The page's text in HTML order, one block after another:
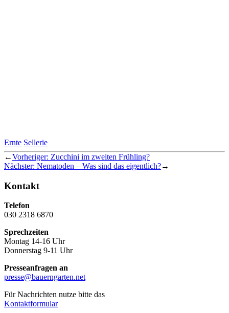
Ernte Sellerie
←Vorheriger: Zucchini im zweiten Frühling?
Nächster: Nematoden – Was sind das eigentlich?→
Kontakt
Telefon
030 2318 6870
Sprechzeiten
Montag 14-16 Uhr
Donnerstag 9-11 Uhr
Presseanfragen an
presse@bauerngarten.net
Für Nachrichten nutze bitte das
Kontaktformular